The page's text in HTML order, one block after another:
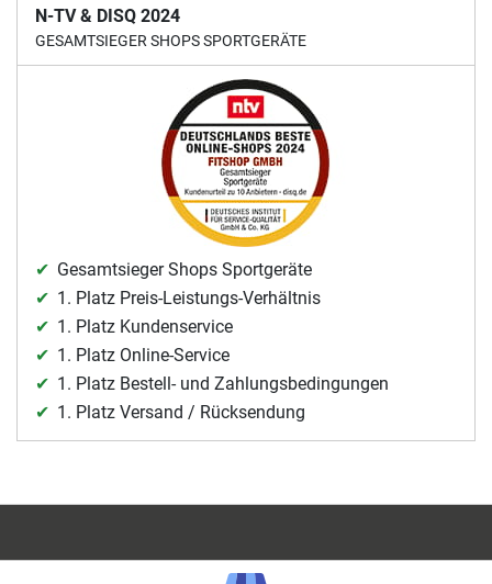
N-TV & DISQ 2024
GESAMTSIEGER SHOPS SPORTGERÄTE
Gesamtsieger Shops Sportgeräte
1. Platz Preis-Leistungs-Verhältnis
1. Platz Kundenservice
1. Platz Online-Service
1. Platz Bestell- und Zahlungsbedingungen
1. Platz Versand / Rücksendung